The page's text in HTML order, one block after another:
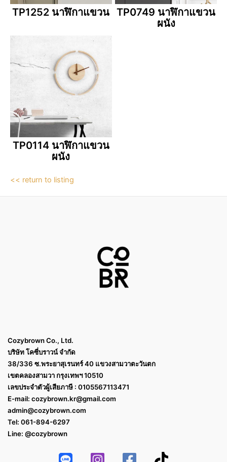
TP1252 นาฬิกาแขวน TP0749 นาฬิกาแขวน
ผนัง
TP0114 นาฬิกาแขวน
ผนัง
<< return to listing
Cozybrown Co., Ltd.
บริษัท โคซี่บราวน์ จำกัด
38/336 ซ.พระยาสุเรนทร์ 40 แขวงสามวาตะวันตก
เขตคลองสามวา กรุงเทพฯ 10510
เลขประจำตัวผู้เสียภาษี : 0105567113471
E-mail: cozybrown.kr@gmail.com
admin@cozybrown.com
Tel: 061-894-6297
Line: @cozybrown